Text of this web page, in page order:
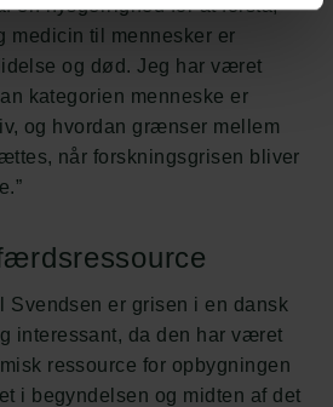
en nysgerrighed for at forstå,
medicin til mennesker er
og død. Jeg har været
kategorien menneske er
og hvordan grænser mellem
når forskningsgrisen bliver
Svendsen er grisen i en dansk
interessant, da den har været
ressource for opbygningen
i begyndelsen og midten af det